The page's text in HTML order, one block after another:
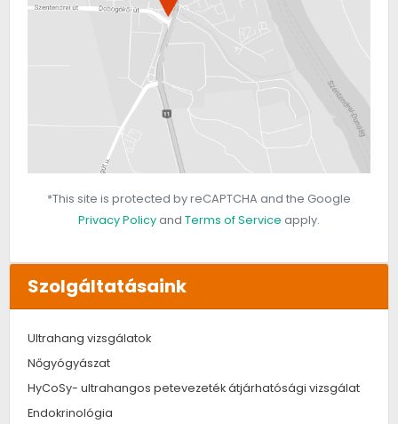
*This site is protected by reCAPTCHA and the Google
Privacy Policyand Terms of Service apply.
Szolgáltatásaink
Ultrahang vizsgálatok
Nőgyógyászat
HyCoSy- ultrahangos petevezeték átjárhatósági vizsgálat
Endokrinológia